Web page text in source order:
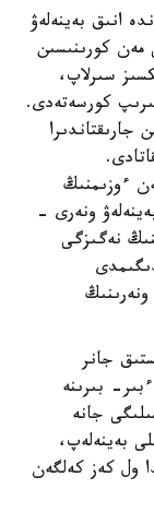
انىق بەينەلەۋ
مەن كورىنىسىن
سىرلاپ،
كورسەتەدى.
ءوزىمنىڭ
ونەرى -
نەگىزگى
جانر
بىرىنە
جانە
بەينەلەپ،
ول كەز كەلگەن